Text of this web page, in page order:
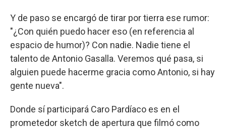
Y de paso se encargó de tirar por tierra ese rumor:
"¿Con quién puedo hacer eso (en referencia al
espacio de humor)? Con nadie. Nadie tiene el
talento de Antonio Gasalla. Veremos qué pasa, si
alguien puede hacerme gracia como Antonio, si hay
gente nueva".
Donde sí participará Caro Pardíaco es en el
prometedor sketch de apertura que filmó como